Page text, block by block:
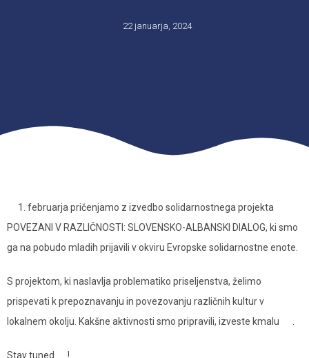
22 januarja, 2024
1. februarja pričenjamo z izvedbo solidarnostnega projekta
POVEZANI V RAZLIČNOSTI: SLOVENSKO-ALBANSKI DIALOG, ki smo
ga na pobudo mladih prijavili v okviru Evropske solidarnostne enote.
S projektom, ki naslavlja problematiko priseljenstva, želimo
prispevati k prepoznavanju in povezovanju različnih kultur v
lokalnem okolju. Kakšne aktivnosti smo pripravili, izveste kmalu
Stay tuned !